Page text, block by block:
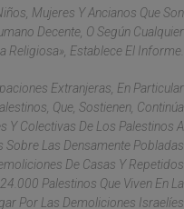
Mujeres Y Ancianos Que Son
Decente, O Según Cualquier
Religiosa», Establece El Informe.
Extranjeras, En Particular
Que, Sostienen, Continúa
Y Colectivas De Los Palestinos A
Sobre Las Densamente Pobladas
De Casas Y Repetidos
Palestinos Que Viven En La
Por Las Demoliciones Israelíes